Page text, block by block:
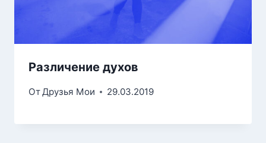
Различение духов
От Друзья Мои 29.03.2019